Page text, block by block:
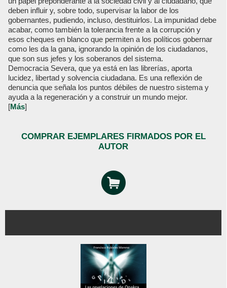
deben influir y, sobre todo, supervisar la labor de los
gobernantes, pudiendo, incluso, destituirlos. La impunidad debe
acabar, como también la tolerancia frente a la corrupción y
esos cheques en blanco que permiten a los políticos gobernar
como les da la gana, ignorando la opinión de los ciudadanos,
que son sus jefes y los soberanos del sistema.
Democracia Severa, que ya está en las librerías, aporta
lucidez, libertad y solvencia ciudadana. Es una reflexión de
denuncia que señala los puntos débiles de nuestro sistema y
ayuda a la regeneración y a construir un mundo mejor.
[Más]
COMPRAR EJEMPLARES FIRMADOS POR EL
AUTOR